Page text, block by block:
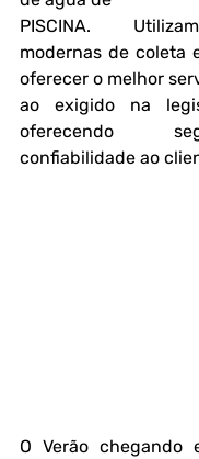
PISCINA.
modernas de coleta
oferecer o melhor
ao exigido na
oferecendo
confiabilidade ao
O Verão chegando